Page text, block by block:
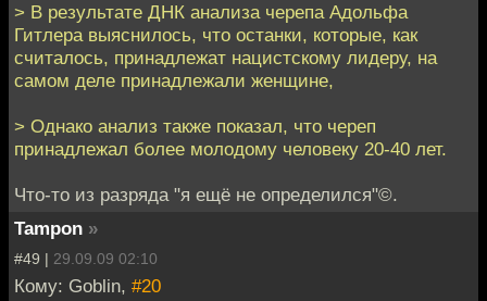
> В результате ДНК анализа черепа Адольфа
Гитлера выяснилось, что останки, которые, как
считалось, принадлежат нацистскому лидеру, на
самом деле принадлежали женщине,
> Однако анализ также показал, что череп
принадлежал более молодому человеку 20-40 лет.
Что-то из разряда "я ещё не определился"©.
Tampon »
#49 | 29.09.09 02:10
Кому: Goblin, #20